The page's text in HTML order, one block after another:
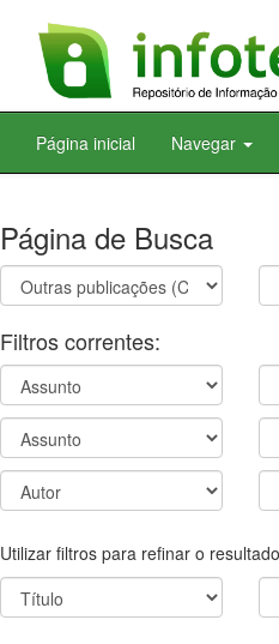
Página inicial Navegar
Página de Busca
Filtros correntes:
Utilizar filtros para refinar o